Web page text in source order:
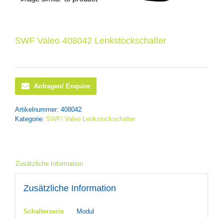
SWF Valeo 408042 Lenkstockschalter
Anfragen/ Enquire
Artikelnummer: 408042
Kategorie: SWF/ Valeo Lenkstockschalter
Zusätzliche Information
Zusätzliche Information
Schalterserie
Modul